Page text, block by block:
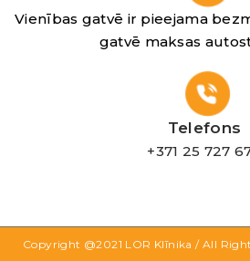
Vienības gatvē ir pieejama
gatvē maksas
Telefons
+371 25 727
Copyright @2021 LOR Klīnika / All